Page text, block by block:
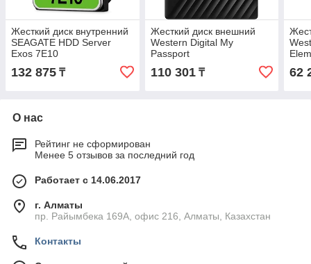
Жесткий диск внутренний
SEAGATE HDD Server
Exos 7E10
ST2000NM017B
132 875 ₸
Жесткий диск внешний
Western Digital My
Passport
WDBPKJ0050BBK-WESN
110 301₸ 62
О нас
Рейтинг не сформирован
Менее 5 отзывов за последний год
Работает с 14.06.2017
г. Алматы
пр. Райымбека 169А, офис 216, Алматы, Казахстан
Контакты